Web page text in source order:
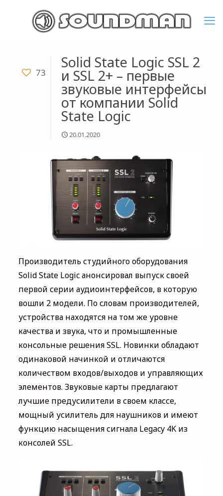
73
Solid State Logic SSL 2
и SSL 2+ – первые
звуковые интерфейсы
от компании Solid
State Logic
20.01.2020
Производитель студийного оборудования
Solid State Logic анонсировал выпуск своей
первой серии аудиоинтерфейсов, в которую
вошли 2 модели. По словам производителей,
устройства находятся на том же уровне
качества и звука, что и промышленные
консольные решения SSL. Новинки обладают
одинаковой начинкой и отличаются
количеством входов/выходов и управляющих
элементов. Звуковые карты предлагают
лучшие предусилители в своем классе,
мощный усилитель для наушников и имеют
функцию насыщения сигнала Legacy 4K из
консолей SSL.